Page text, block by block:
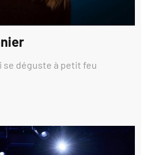
se déguste à petit feu